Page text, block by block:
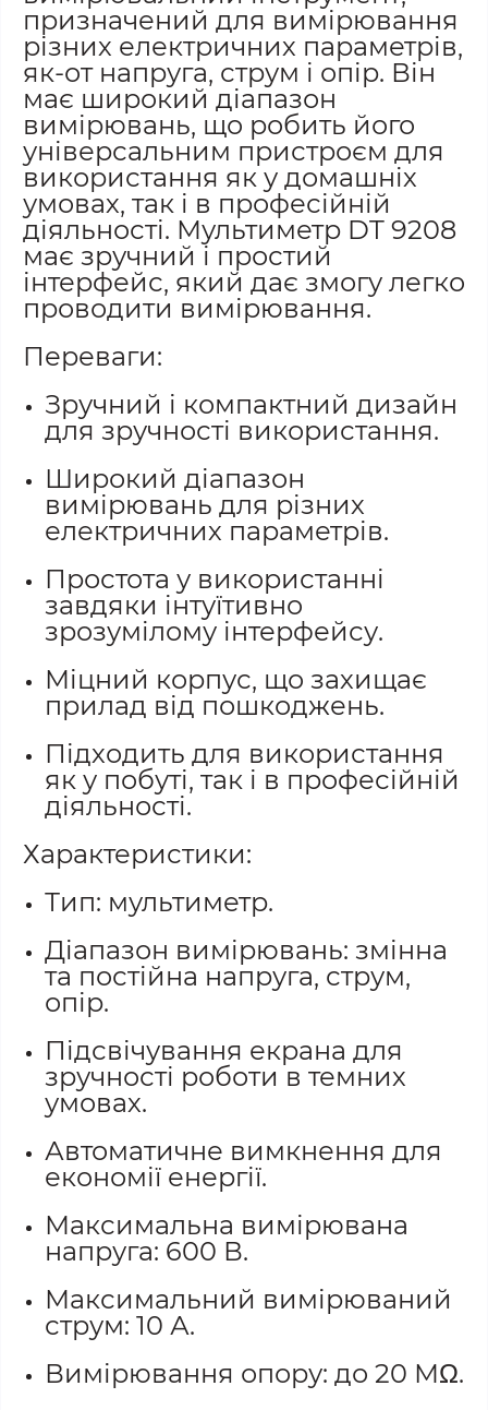
призначений для вимірювання
різних електричних параметрів,
як-от напруга, струм і опір. Він
має широкий діапазон
вимірювань, що робить його
універсальним пристроєм для
використання як у домашніх
умовах, так і в професійній
діяльності. Мультиметр DT 9208
має зручний і простий
інтерфейс, який дає змогу легко
проводити вимірювання.
Переваги:
Зручний і компактний дизайн
для зручності використання.
Широкий діапазон
вимірювань для різних
електричних параметрів.
Простота у використанні
завдяки інтуїтивно
зрозумілому інтерфейсу.
Міцний корпус, що захищає
прилад від пошкоджень.
Підходить для використання
як у побуті, так і в професійній
діяльності.
Характеристики:
Тип: мультиметр.
Діапазон вимірювань: змінна
та постійна напруга, струм,
опір.
Підсвічування екрана для
зручності роботи в темних
умовах.
Автоматичне вимкнення для
економії енергії.
Максимальна вимірювана
напруга: 600 В.
Максимальний вимірюваний
струм: 10 А.
Вимірювання опору: до 20 МΩ.